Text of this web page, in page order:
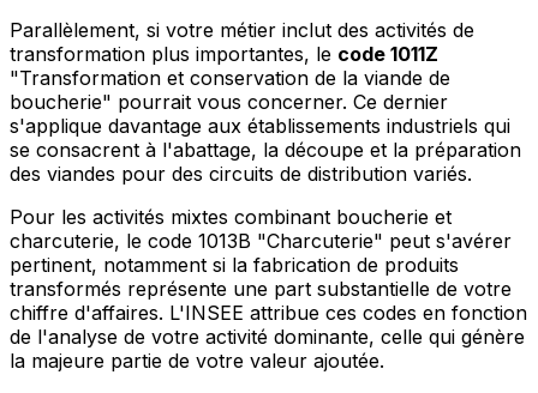
Parallèlement, si votre métier inclut des activités de
transformation plus importantes, le code 1011Z
"Transformation et conservation de la viande de
boucherie" pourrait vous concerner. Ce dernier
s'applique davantage aux établissements industriels qui
se consacrent à l'abattage, la découpe et la préparation
des viandes pour des circuits de distribution variés.
Pour les activités mixtes combinant boucherie et
charcuterie, le code 1013B "Charcuterie" peut s'avérer
pertinent, notamment si la fabrication de produits
transformés représente une part substantielle de votre
chiffre d'affaires. L'INSEE attribue ces codes en fonction
de l'analyse de votre activité dominante, celle qui génère
la majeure partie de votre valeur ajoutée.